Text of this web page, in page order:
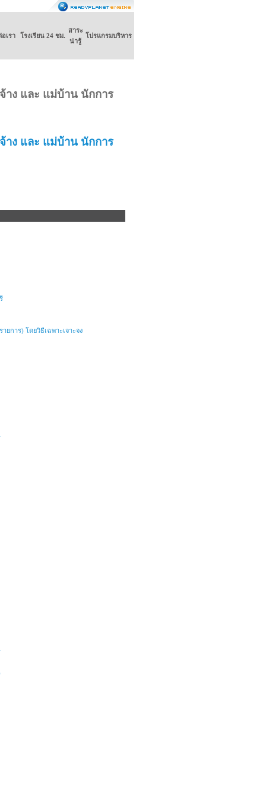
เรา โรงเรียน 24 ชม.
สาระ
น่ารู้
โปรแกรมบริหาร
าง และ แม่บ้าน นักการ
าง และ แม่บ้าน นักการ
การ) โดยวิธีเฉพาะเจาะจง